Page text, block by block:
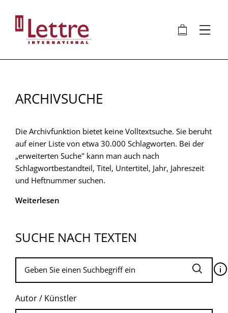
Inhalt
🛍 ⋮
ARCHIVSUCHE
Die Archivfunktion bietet keine Volltextsuche. Sie beruht
auf einer Liste von etwa 30.000 Schlagworten. Bei der
„erweiterten Suche" kann man auch nach
Schlagwortbestandteil, Titel, Untertitel, Jahr, Jahreszeit
und Heftnummer suchen.
Weiterlesen
SUCHE NACH TEXTEN
🛈
Autor / Künstler